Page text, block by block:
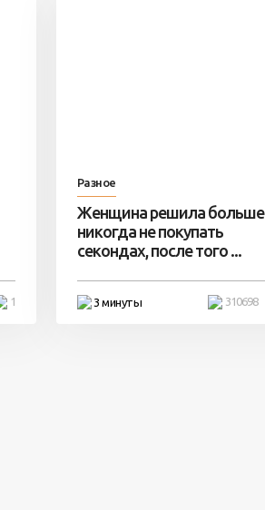
1
Разное
Женщина решила больше
никогда не покупать
секондах, после того ...
3 минуты 310698